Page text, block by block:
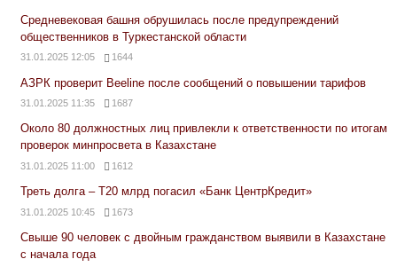
Средневековая башня обрушилась после предупреждений
общественников в Туркестанской области
31.01.2025 12:05 1644
АЗРК проверит Beeline после сообщений о повышении тарифов
31.01.2025 11:35 1687
Около 80 должностных лиц привлекли к ответственности по итогам
проверок минпросвета в Казахстане
31.01.2025 11:00 1612
Треть долга – Т20 млрд погасил «Банк ЦентрКредит»
31.01.2025 10:45 1673
Свыше 90 человек с двойным гражданством выявили в Казахстане
с начала года